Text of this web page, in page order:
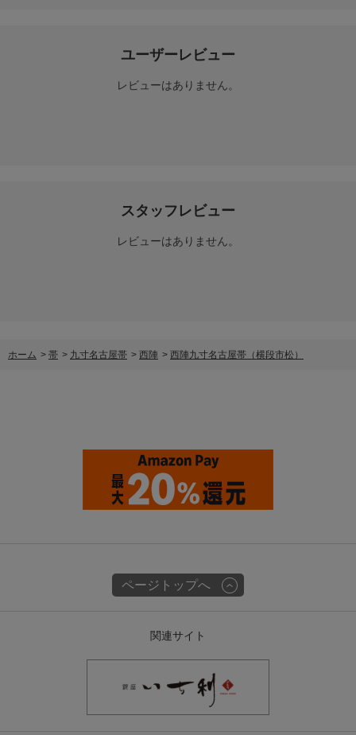
ユーザーレビュー
レビューはありません。
スタッフレビュー
レビューはありません。
ホーム > 帯 > 九寸名古屋帯 > 西陣 > 西陣九寸名古屋帯（横段市松）
ページトップへ
関連サイト